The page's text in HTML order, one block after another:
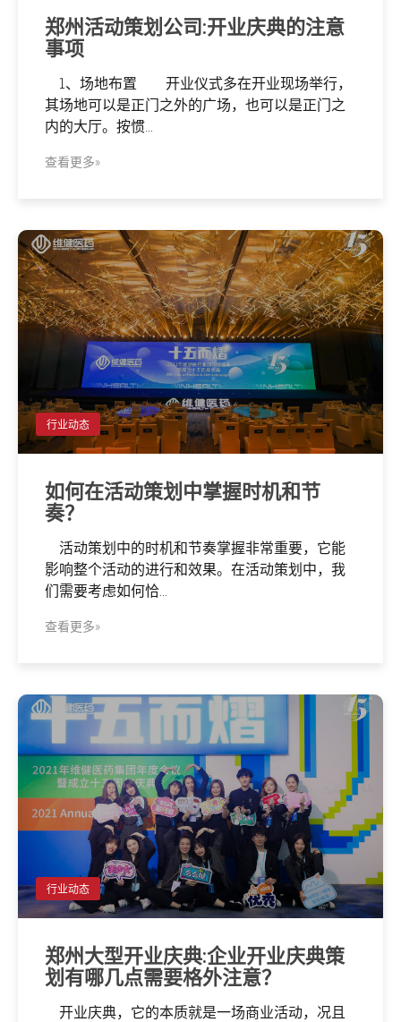
郑州活动策划公司:开业庆典的注意
事项
1、场地布置 开业仪式多在开业现场举行，
其场地可以是正门之外的广场，也可以是正门之
内的大厅。按惯...
查看更多»
行业动态
如何在活动策划中掌握时机和节
奏？
活动策划中的时机和节奏掌握非常重要，它能
影响整个活动的进行和效果。在活动策划中，我
们需要考虑如何恰...
查看更多»
行业动态
郑州大型开业庆典:企业开业庆典策
划有哪几点需要格外注意？
开业庆典，它的本质就是一场商业活动，况且